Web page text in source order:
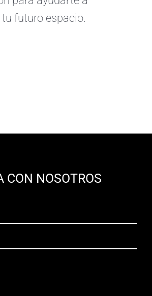
futuro espacio.
CON NOSOTROS